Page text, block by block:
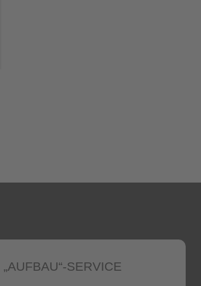
„AUFBAU“-SERVICE